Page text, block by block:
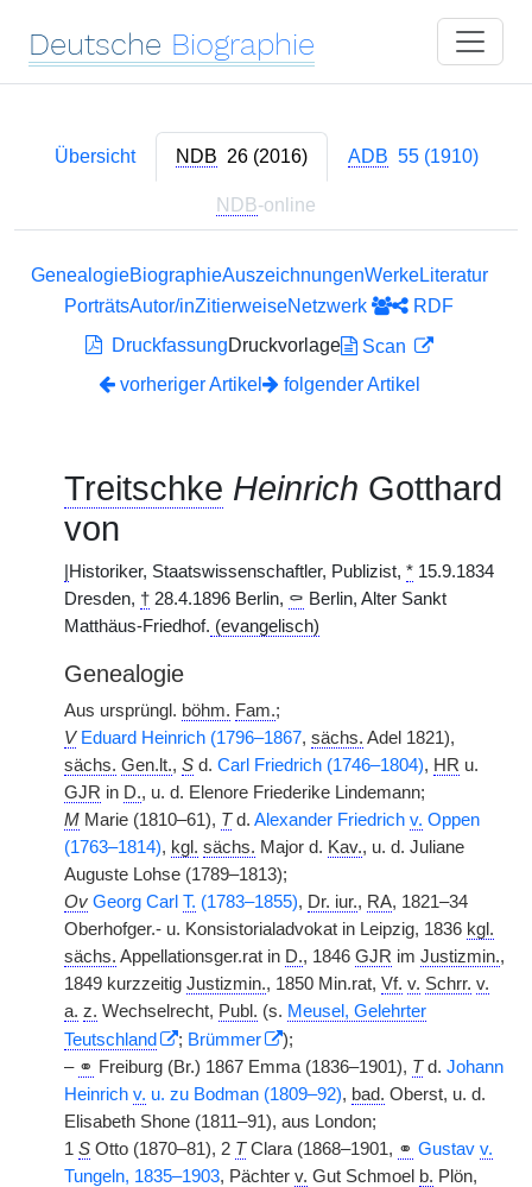
Deutsche Biographie
Übersicht NDB 26 (2016) ADB 55 (1910)
NDB-online
GenealogieBiographieAuszeichnungenWerkeLiteratur
PorträtsAutor/inZitierweiseNetzwerk
RDF
DruckfassungDruckvorlage
Scan
vorheriger Artikel
folgender Artikel
Treitschke Heinrich Gotthard
von
Historiker, Staatswissenschaftler, Publizist, * 15.9.1834
Dresden, † 28.4.1896 Berlin, ⚰ Berlin, Alter Sankt
Matthäus-Friedhof. (evangelisch)
Genealogie
Aus ursprüngl. böhm. Fam.;
V Eduard Heinrich (1796–1867, sächs. Adel 1821),
sächs. Gen.lt., S d. Carl Friedrich (1746–1804), HR u.
GJR in D., u. d. Elenore Friederike Lindemann;
M Marie (1810–61), Td. Alexander Friedrich v. Oppen
(1763–1814), kgl. sächs. Major d. Kav., u. d. Juliane
Auguste Lohse (1789–1813);
Ov Georg Carl T. (1783–1855), Dr. iur., RA, 1821–34
Oberhofger.- u. Konsistorialadvokat in Leipzig, 1836 kgl.
sächs. Appellationsger.rat in D., 1846 GJR im Justizmin.,
1849 kurzzeitig Justizmin., 1850 Min.rat, Vf. v. Schrr. v.
a. z. Wechselrecht, Publ. (s. Meusel, Gelehrter
Teutschland
; Brümmer
);
– ⚭ Freiburg (Br.) 1867 Emma (1836–1901), Td. Johann
Heinrich v. u. zu Bodman (1809–92), bad. Oberst, u. d.
Elisabeth Shone (1811–91), aus London;
1 S Otto (1870–81), 2 TClara (1868–1901, ⚭ Gustav v.
Tungeln, 1835–1903, Pächter v. Gut Schmoel b. Plön,